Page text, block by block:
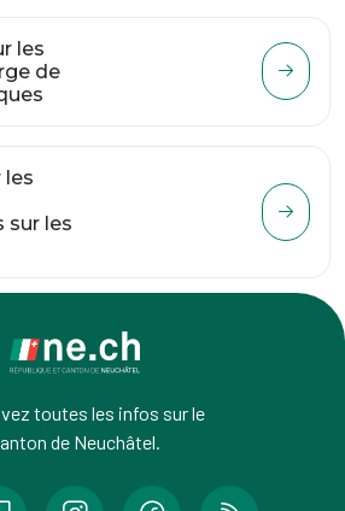
les
de
les
les
toutes les infos sur le
de Neuchâtel.